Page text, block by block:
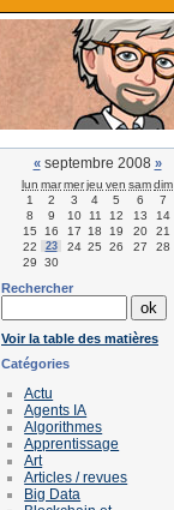
«septembre 2008 »
lun marmerjeu ven samdim
1
2 3 4 5 6
7
8
9 10 11 12 13
14
15
16 17 18 19 20
21
22
23 24 25 26 27
28
29
30
Rechercher
Voir la table des matières
Catégories
Actu
Agents IA
Algorithmes
Apprentissage
Art
Articles / revues
Big Data